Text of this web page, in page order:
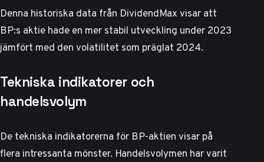
Denna historiska data från DividendMaxvisar att
BP:s aktie hade en mer stabil utveckling under 2023
jämfört med den volatilitet som präglat 2024.
Tekniska indikatorer och
handelsvolym
De tekniska indikatorerna för BP-aktien visar på
flera intressanta mönster. Handelsvolymen har varit